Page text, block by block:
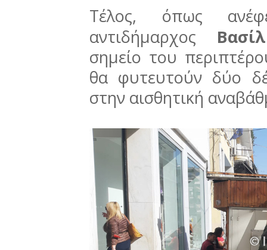
Τέλος, όπως
αντιδήμαρχος
σημείο του
θα φυτευτούν δύο
στην αισθητική